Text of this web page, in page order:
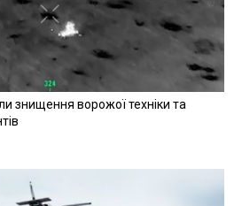
знищення ворожої техніки та